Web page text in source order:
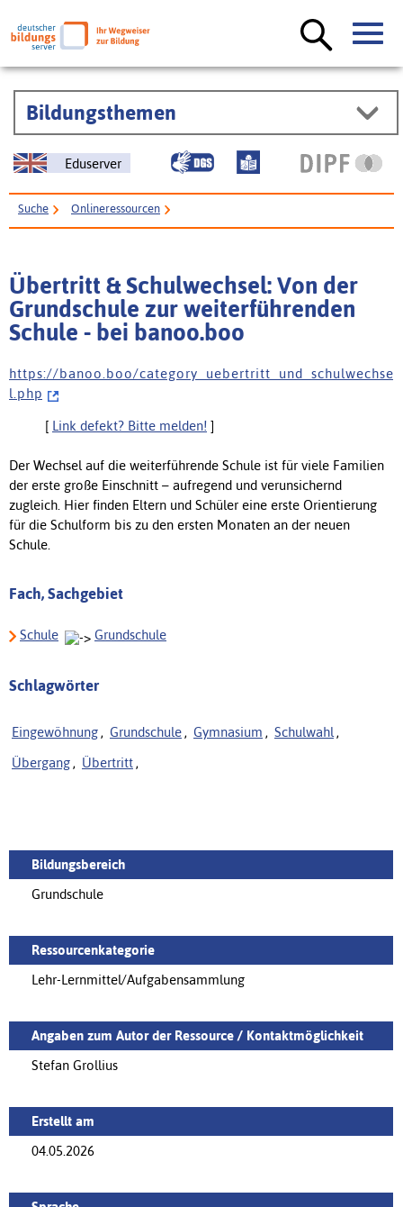
Bildungsthemen
Eduserver
Suche Onlineressourcen
Über­tritt & Schul­wechsel: Von der
Grund­schule zur weiter­führenden
Schule - bei banoo.boo
h t t p s : / / b a n o o . b o o / c a t e g o r y _ u e b e r t r i t t _ u n d _ s c h u l w e c h s e
l . p h p
[ Link defekt? Bitte melden! ]
Der Wechsel auf die weiterführende Schule ist für viele Familien
der erste große Einschnitt – aufregend und verunsichernd
zugleich. Hier finden Eltern und Schüler eine erste Orientierung
für die Schulform bis zu den ersten Monaten an der neuen
Schule.
Fach, Sachgebiet
Schule Grundschule
Schlagwörter
Eingewöhnung , Grundschule , Gymnasium , Schulwahl ,
Übergang , Übertritt ,
Bildungsbereich
Grundschule
Ressourcenkategorie
Lehr-Lernmittel/Aufgabensammlung
Angaben zum Autor der Ressource / Kontaktmöglichkeit
Stefan Grollius
Erstellt am
04.05.2026